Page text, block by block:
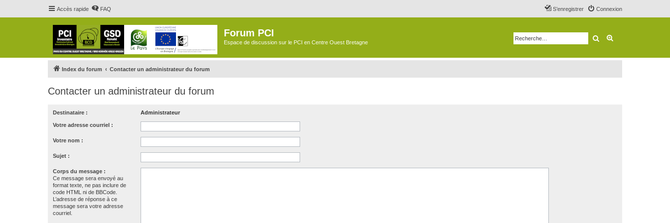
Accès rapide FAQ Connexion
S’enregistrer
Forum PCI
Espace de discussion sur le PCI en Centre Ouest Bretagne Rechercher
Index du forum Contacter un administrateur du forum
Contacter un administrateur du forum
Destinataire : Administrateur
Votre adresse courriel :
Votre nom :
Sujet :
Corps du message :
Ce message sera envoyé au
format texte, ne pas inclure de
code HTML ni de BBCode.
L’adresse de réponse à ce
message sera votre adresse
courriel.